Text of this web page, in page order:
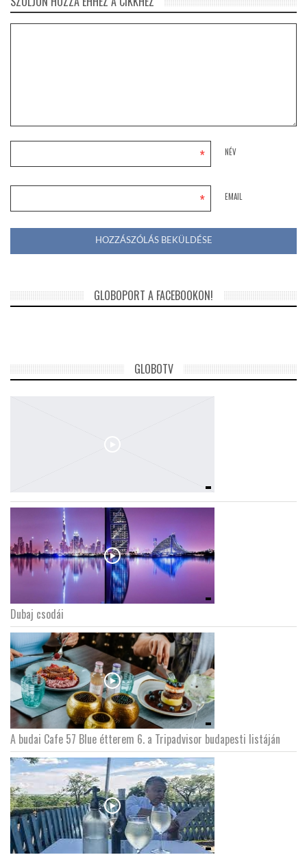
NÉV
*
EMAIL
*
GLOBOPORT A FACEBOOKON!
GLOBOTV
Dubaj csodái
A budai Cafe 57 Blue étterem 6. a Tripadvisor budapesti listáján